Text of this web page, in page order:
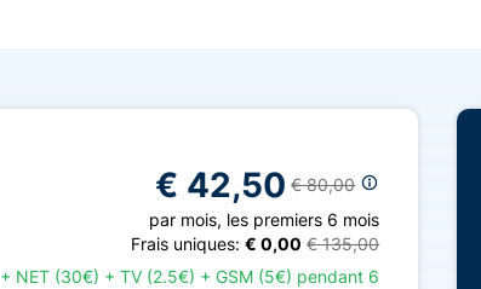
€ 42,50 € 80,00
par mois, les premiers 6 mois
Frais uniques: € 0,00 € 135,00
+ NET (30€) + TV (2.5€) + GSM (5€) pendant 6